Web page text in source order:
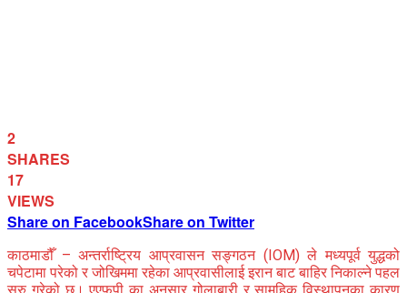
2
SHARES
17
VIEWS
Share on FacebookShare on Twitter
काठमाडौँ – अन्तर्राष्ट्रिय आप्रवासन सङ्गठन(IOM) ले मध्यपूर्व युद्धको
चपेटामा परेको र जोखिममा रहेका आप्रवासीलाईइरानबाट बाहिर निकाल्ने पहल